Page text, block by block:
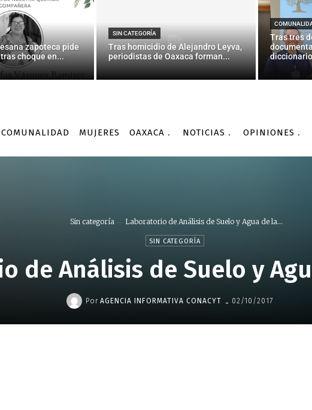
zapoteca pide
choque en...
SIN CATEGORÍA
Tras homicidio de Alejandro Leyva,
periodistas de Oaxaca forman...
Tras tres
COMUNALIDAD MUJERES OAXACA NOTICIAS OPINIONES
Sin categoría Laboratorio de Análisis de Suelo y Agua de la...
SIN CATEGORÍA
de Análisis de Suelo y
Por AGENCIA INFORMATIVA CONACYT - 02/10/2017